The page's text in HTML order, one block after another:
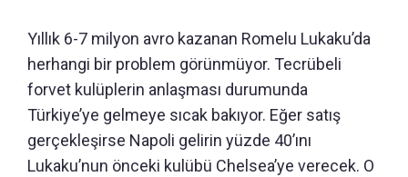
Yıllık 6-7 milyon avro kazanan Romelu Lukaku’da
herhangi bir problem görünmüyor. Tecrübeli
forvet kulüplerin anlaşması durumunda
Türkiye’ye gelmeye sıcak bakıyor. Eğer satış
gerçekleşirse Napoli gelirin yüzde 40’ını
Lukaku’nun önceki kulübü Chelsea’ye verecek. O